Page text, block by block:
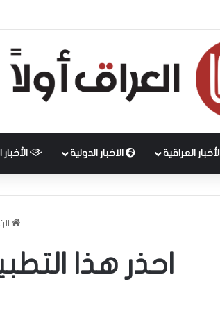
الأخبار العراقية الاخبار الدولية
احذر هذا